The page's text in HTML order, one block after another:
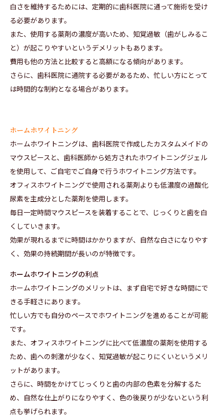
白さを維持するためには、定期的に歯科医院に通って施術を受け
る必要があります。
また、使用する薬剤の濃度が高いため、知覚過敏（歯がしみるこ
と）が起こりやすいというデメリットもあります。
費用も他の方法と比較すると高額になる傾向があります。
さらに、歯科医院に通院する必要があるため、忙しい方にとって
は時間的な制約となる場合があります。
ホームホワイトニング
ホームホワイトニングは、歯科医院で作成したカスタムメイドの
マウスピースと、歯科医師から処方されたホワイトニングジェル
を使用して、ご自宅でご自身で行うホワイトニング方法です。
オフィスホワイトニングで使用される薬剤よりも低濃度の過酸化
尿素を主成分とした薬剤を使用します。
毎日一定時間マウスピースを装着することで、じっくりと歯を白
くしていきます。
効果が現れるまでに時間はかかりますが、自然な白さになりやす
く、効果の持続期間が長いのが特徴です。
ホームホワイトニングの利点
ホームホワイトニングのメリットは、まず自宅で好きな時間にで
きる手軽さにあります。
忙しい方でも自分のペースでホワイトニングを進めることが可能
です。
また、オフィスホワイトニングに比べて低濃度の薬剤を使用する
ため、歯への刺激が少なく、知覚過敏が起こりにくいというメリ
ットがあります。
さらに、時間をかけてじっくりと歯の内部の色素を分解するた
め、自然な仕上がりになりやすく、色の後戻りが少ないという利
点も挙げられます。